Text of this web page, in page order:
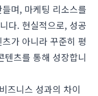
며, 마케팅 리소스를
다. 현실적으로, 성공
가 아니라 꾸준히 평
텐츠를 통해 성장합니
즈니스 성과의 차이